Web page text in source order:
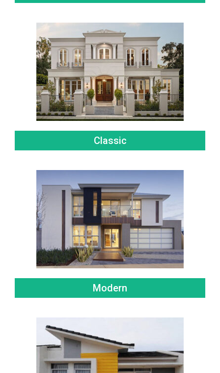
Classic
Modern